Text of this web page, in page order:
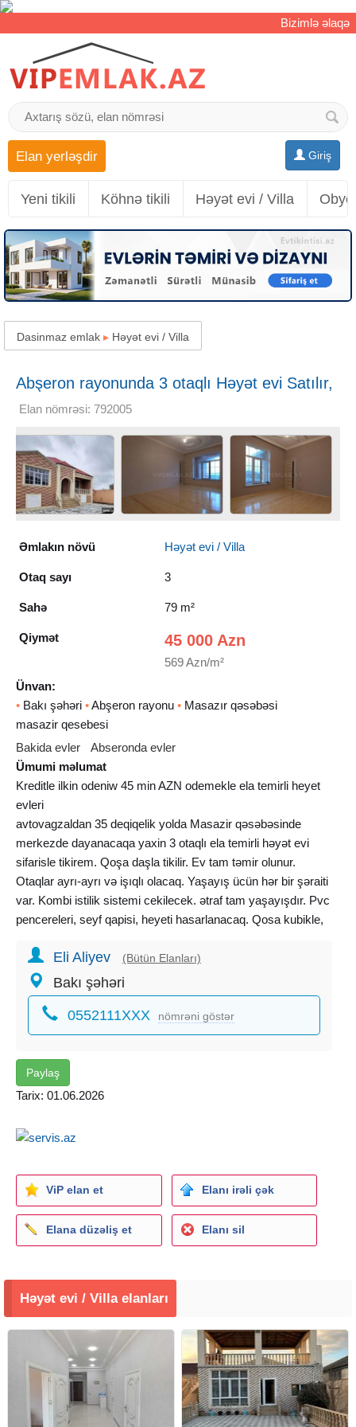
Bizimlə əlaqə
Giriş
Elan yerləşdir
Yeni tikili Köhnə tikili Həyət evi / Villa
Dasinmaz emlak ▸ Həyət evi / Villa
Abşeron rayonunda 3 otaqlı Həyət evi Satılır,
79 m²
Elan nömrəsi: 792005
Əmlakın növü Həyət evi / Villa
Otaq sayı 3
Sahə 79 m²
Qiymət 45 000 Azn
569 Azn/m²
Ünvan:
• Bakı şəhəri •Abşeron rayonu • Masazır qəsəbəsi
masazir qesebesi
Bakida evler
Abseronda evler
Ümumi məlumat
Kreditle ilkin odeniw 45 min AZN odemekle ela temirli heyet
evleri
avtovagzaldan 35 deqiqelik yolda Masazir qəsəbəsinde
merkezde dayanacaqa yaxin 3 otaqlı ela temirli həyət evi
sifarisle tikirem. Qoşa daşla tikilir. Ev tam təmir olunur.
Otaqlar ayrı-ayrı və işıqlı olacaq. Yaşayış ücün hər bir şəraiti
var. Kombi istilik sistemi cekilecek. ətraf tam yaşayışdır. Pvc
pencereleri, seyf qapisi, heyeti hasarlanacaq. Qosa kubikle,
bolgusu, evin icradan serencami, eskiz lahiyesi,
texpasportu.Tehvil verilen evlere baxib oz teklifinizi de deye
bilersiz.
Evin umumi qiymeti - 79 min azn
evin ilkin odeniwi – 45 min azn
bitdikden sonra senedler adiniza kecir
Eli Aliyev (Bütün Elanları)
Bakı şəhəri
0552111XXX nömrəni göstər
Paylaş
Tarix: 01.06.2026
ViP elan et Elanı irəli çək
Elana düzəliş et Elanı sil
Həyət evi / Villa elanları